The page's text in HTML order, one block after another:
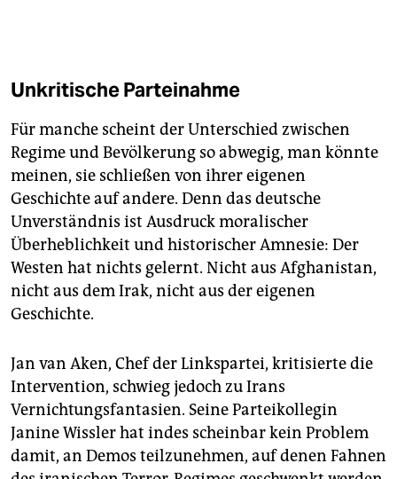
Unkritische Parteinahme
Für manche scheint der Unterschied zwischen
Regime und Bevölkerung so abwegig, man könnte
meinen, sie schließen von ihrer eigenen
Geschichte auf andere. Denn das deutsche
Unverständnis ist Ausdruck moralischer
Überheblichkeit und historischer Amnesie: Der
Westen hat nichts gelernt. Nicht aus Afghanistan,
nicht aus dem Irak, nicht aus der eigenen
Geschichte.
Jan van Aken, Chef der Linkspartei, kritisierte die
Intervention, schwieg jedoch zu Irans
Vernichtungsfantasien. Seine Parteikollegin
Janine Wissler hat indes scheinbar kein Problem
damit, an Demos teilzunehmen, auf denen Fahnen